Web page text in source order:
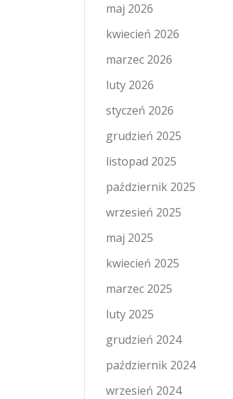
maj 2026
kwiecień 2026
marzec 2026
luty 2026
styczeń 2026
grudzień 2025
listopad 2025
październik 2025
wrzesień 2025
maj 2025
kwiecień 2025
marzec 2025
luty 2025
grudzień 2024
październik 2024
wrzesień 2024